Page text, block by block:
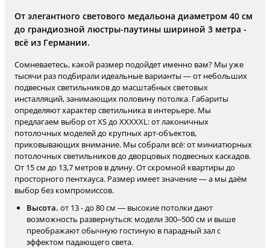
От элегантного светового медальона диаметром 40 см
до грандиозной люстры-паутины шириной 3 метра -
всё из Германии.
Сомневаетесь, какой размер подойдет именно вам? Мы уже
тысячи раз подбирали идеальные варианты — от небольших
подвесных светильников до масштабных световых
инсталляций, занимающих половину потолка. Габариты
определяют характер светильника в интерьере. Мы
предлагаем выбор от XS до XXXXXL: от лаконичных
потолочных моделей до крупных арт-объектов,
приковывающих внимание. Мы собрали всё: от миниатюрных
потолочных светильников до дворцовых подвесных каскадов.
От 15 см до 13,7 метров в длину. От скромной квартиры до
просторного пентхауса. Размер имеет значение — а мы даём
выбор без компромиссов.
Высота. от 13 - до 80 см — высокие потолки дают
возможность развернуться: модели 300–500 см и выше
преображают обычную гостиную в парадный зал с
эффектом падающего света.